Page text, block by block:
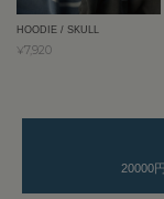
HOODIE / SKULL
¥7,920
20000